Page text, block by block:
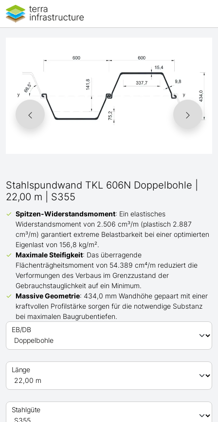
Stahlspundwand TKL 606N Doppelbohle |
22,00 m | S355
Spitzen-Widerstandsmoment: Ein elastisches
Widerstandsmoment von 2.506 cm³/m (plastisch 2.887
cm³/m) garantiert extreme Belastbarkeit bei einer optimierten
Eigenlast von 156,8 kg/m².
Maximale Steifigkeit: Das überragende
Flächenträgheitsmoment von 54.389 cm⁴/m reduziert die
Verformungen des Verbaus im Grenzzustand der
Gebrauchstauglichkeit auf ein Minimum.
Massive Geometrie: 434,0 mm Wandhöhe gepaart mit einer
kraftvollen Profilstärke sorgen für die notwendige Substanz
bei maximalen Baugrubentiefen.
EB/DB
Länge
Stahlgüte